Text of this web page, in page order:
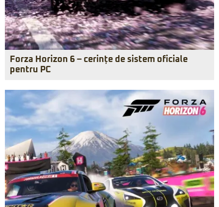
Forza Horizon 6 – cerințe de sistem oficiale
pentru PC